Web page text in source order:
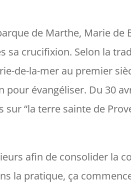
de Marthe, Marie de
sa crucifixion. Selon la
de-la-mer au premier
pour évangéliser. Du 30
sur “la terre sainte de
afin de consolider la
la pratique, ça